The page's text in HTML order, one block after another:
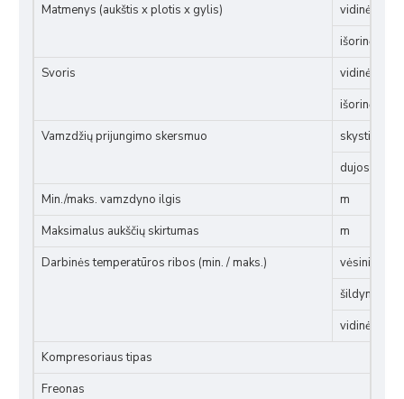
Matmenys (aukštis x plotis x gylis)
vidinė
išorinė
Svoris
vidinė
išorinė
Vamzdžių prijungimo skersmuo
skystis,
dujos,
Min./maks. vamzdyno ilgis
m
Maksimalus aukščių skirtumas
m
Darbinės temperatūros ribos (min. / maks.)
vėsinimas,
šildymas,
vidinė dalis,
Kompresoriaus tipas
Freonas